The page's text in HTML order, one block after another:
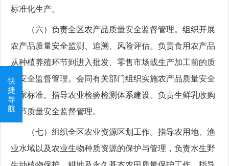
标准化生产。
（六）负责全区农产品质量安全监督管理。组织开展
农产品质量安全监测、追溯、风险评估。负责食用农产品
从种植养殖环节到进入批发、零售市场或生产加工前的质
量安全监督管理。会同有关部门组织实施农产品质量安全
国家标准。指导农业检验检测体系建设。负责生鲜乳收购
环节质量安全监督管理。
（七）组织全区农业资源区划工作。指导农用地、渔
业水域以及农业生物种质资源的保护与管理，负责水生野
快
捷
导
航